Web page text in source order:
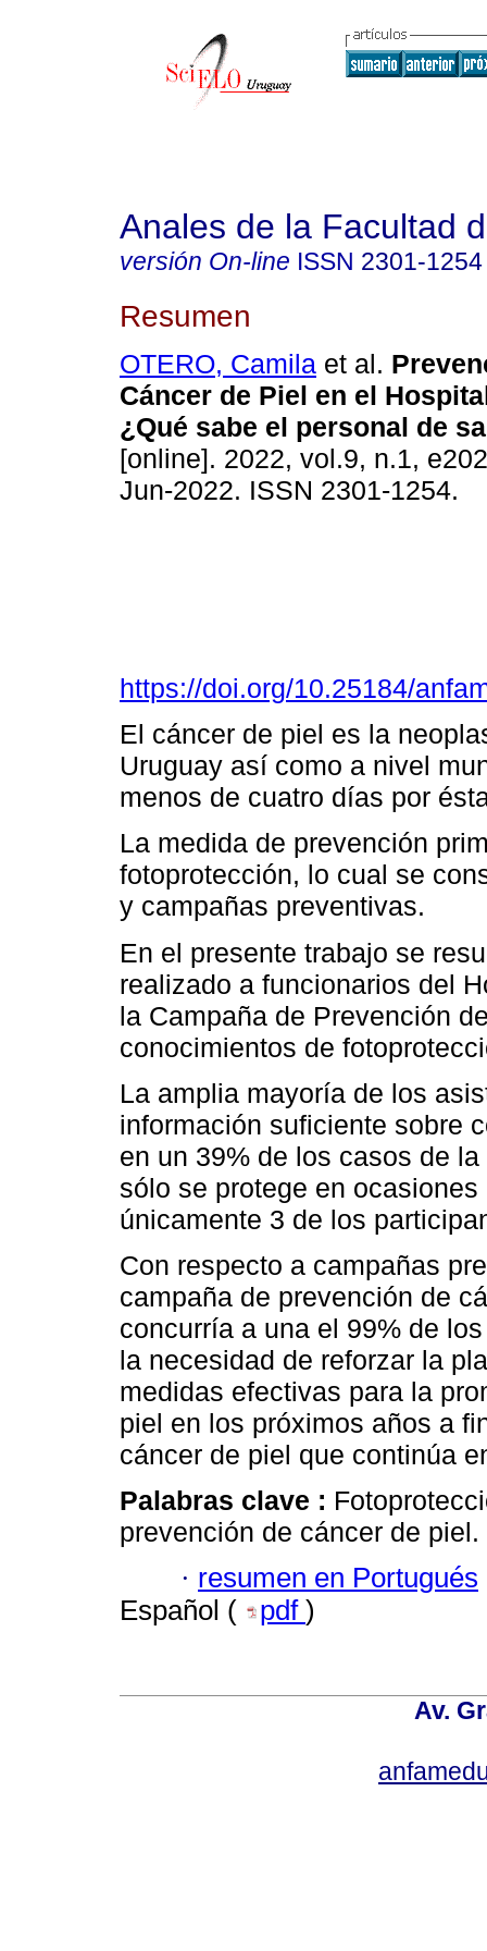
Anales de la Facultad
versión On-line ISSN 2301-1254
Resumen
OTERO, Camila et al.
Cáncer de Piel en el
¿Qué sabe el personal de
[online]. 2022, vol.9, n.1,
Jun-2022. ISSN 2301-1254.
https://doi.org/10.25184/
El cáncer de piel es la
Uruguay así como a nivel
menos de cuatro días por
La medida de prevención
fotoprotección, lo cual se
y campañas preventivas.
En el presente trabajo se
realizado a funcionarios del
la Campaña de Prevención
conocimientos de
La amplia mayoría de los
información suficiente sobre
en un 39% de los casos de
sólo se protege en
únicamente 3 de los
Con respecto a campañas
campaña de prevención de
concurría a una el 99% de
la necesidad de reforzar la
medidas efectivas para la
piel en los próximos años a
cáncer de piel que continúa
Palabras clave :
prevención de cáncer de piel.
· resumen en Portugués
Español (
pdf )
Av.